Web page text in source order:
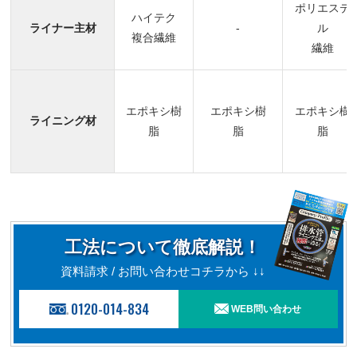
ライナー主材
ハイテク
複合繊維
-
ポリエステ
ル
繊維
ライニング材
エポキシ樹
脂
エポキシ樹
脂
エポキシ樹
脂
工法について徹底解説！
資料請求 / お問い合わせコチラから ↓↓
0120-014-834 WEB問い合わせ